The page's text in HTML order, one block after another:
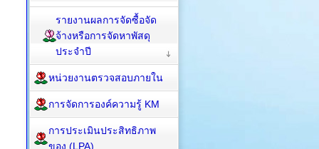
รายงานผลการจัดซื้อจัด
จ้างหรือการจัดหาพัสดุ
ประจำปี
หน่วยงานตรวจสอบภายใน
การจัดการองค์ความรู้ KM
การประเมินประสิทธิภาพ
ของ (LPA)